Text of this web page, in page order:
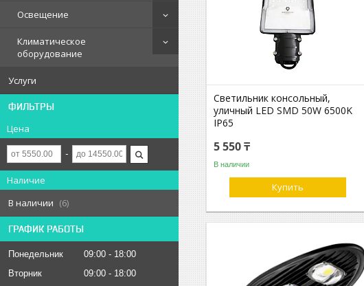
Освещение
Климатическое
оборудование
Услуги
ФИЛЬТРЫ
Цена
Наличие
В наличии
6
ГРАФИК РАБОТЫ
Понедельник 09:00
18:00
Вторник
09:00
18:00
Светильник консольный,
уличный LED SMD 50W 6500K
IP65
5 550 ₸
В наличии
Купить